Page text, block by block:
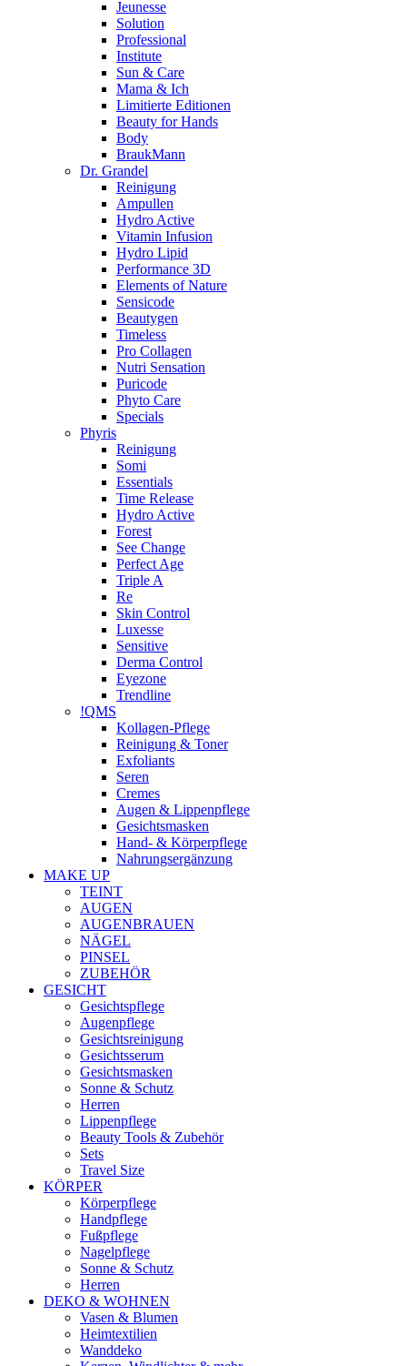
Jeunesse
Solution
Professional
Institute
Sun & Care
Mama & Ich
Limitierte Editionen
Beauty for Hands
Body
BraukMann
Dr. Grandel
Reinigung
Ampullen
Hydro Active
Vitamin Infusion
Hydro Lipid
Performance 3D
Elements of Nature
Sensicode
Beautygen
Timeless
Pro Collagen
Nutri Sensation
Puricode
Phyto Care
Specials
Phyris
Reinigung
Somi
Essentials
Time Release
Hydro Active
Forest
See Change
Perfect Age
Triple A
Re
Skin Control
Luxesse
Sensitive
Derma Control
Eyezone
Trendline
!QMS
Kollagen-Pflege
Reinigung & Toner
Exfoliants
Seren
Cremes
Augen & Lippenpflege
Gesichtsmasken
Hand- & Körperpflege
Nahrungsergänzung
MAKE UP
TEINT
AUGEN
AUGENBRAUEN
NÄGEL
PINSEL
ZUBEHÖR
GESICHT
Gesichtspflege
Augenpflege
Gesichtsreinigung
Gesichtsserum
Gesichtsmasken
Sonne & Schutz
Herren
Lippenpflege
Beauty Tools & Zubehör
Sets
Travel Size
KÖRPER
Körperpflege
Handpflege
Fußpflege
Nagelpflege
Sonne & Schutz
Herren
DEKO & WOHNEN
Vasen & Blumen
Heimtextilien
Wanddeko